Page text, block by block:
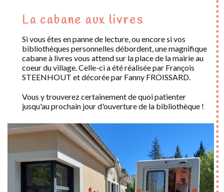
La cabane aux livres
Si vous êtes en panne de lecture, ou encore si vos
bibliothèques personnelles débordent, une magnifique
cabane à livres vous attend sur la place de la mairie au
coeur du village. Celle-ci a été réalisée par François
STEENHOUT et décorée par Fanny FROISSARD.
Vous y trouverez certainement de quoi patienter
jusqu'au prochain jour d'ouverture de la bibliothèque !